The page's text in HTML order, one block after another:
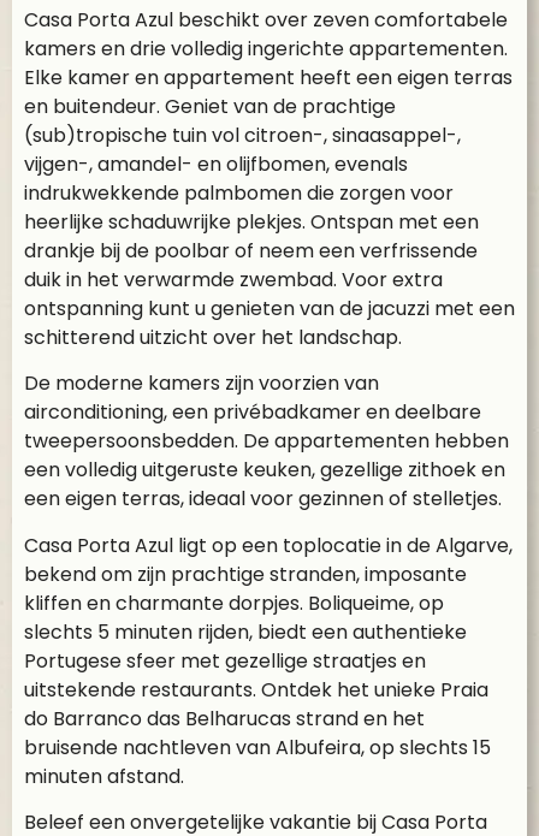
Casa Porta Azul beschikt over zeven comfortabele
kamers en drie volledig ingerichte appartementen.
Elke kamer en appartement heeft een eigen terras
en buitendeur. Geniet van de prachtige
(sub)tropische tuin vol citroen-, sinaasappel-,
vijgen-, amandel- en olijfbomen, evenals
indrukwekkende palmbomen die zorgen voor
heerlijke schaduwrijke plekjes. Ontspan met een
drankje bij de poolbar of neem een verfrissende
duik in het verwarmde zwembad. Voor extra
ontspanning kunt u genieten van de jacuzzi met een
schitterend uitzicht over het landschap.
De moderne kamers zijn voorzien van
airconditioning, een privébadkamer en deelbare
tweepersoonsbedden. De appartementen hebben
een volledig uitgeruste keuken, gezellige zithoek en
een eigen terras, ideaal voor gezinnen of stelletjes.
Casa Porta Azul ligt op een toplocatie in de Algarve,
bekend om zijn prachtige stranden, imposante
kliffen en charmante dorpjes. Boliqueime, op
slechts 5 minuten rijden, biedt een authentieke
Portugese sfeer met gezellige straatjes en
uitstekende restaurants. Ontdek het unieke Praia
do Barranco das Belharucas strand en het
bruisende nachtleven van Albufeira, op slechts 15
minuten afstand.
Beleef een onvergetelijke vakantie bij Casa Porta